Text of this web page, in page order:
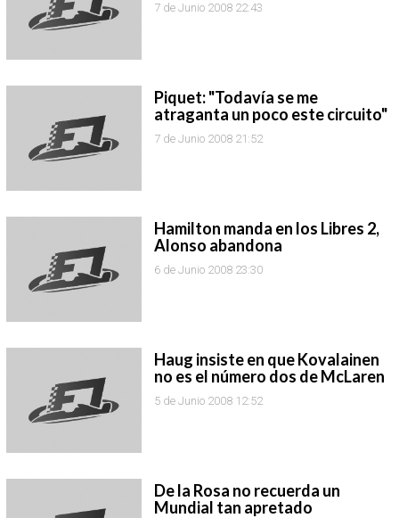
7 de Junio 2008 22:43
Piquet: "Todavía se me
atraganta un poco este circuito"
7 de Junio 2008 21:52
Hamilton manda en los Libres 2,
Alonso abandona
6 de Junio 2008 23:30
Haug insiste en que Kovalainen
no es el número dos de McLaren
5 de Junio 2008 12:52
De la Rosa no recuerda un
Mundial tan apretado